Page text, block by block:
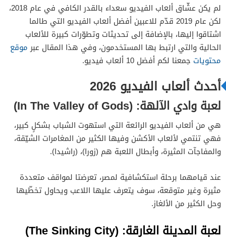
لعبة وادي الآلهة: (In The Valley of Gods)
لعبة المدينة الغارقة: (The Sinking City)
لعبة الظلال تموت مرتين: (Shadows Die Twice)
لعبة الصور المظلمة: (The Dark Pictures)
لعبة كود فين: (Code Vein)
دايز جون: (Days Gone)
جزء جديد من لعبة فار كراي: (Far Cry)
لعبة مورتال كومبات11: (Mortal Kombat 11)
مجموعة ألعاب لانجريسر 1&2: (Langrisser 1&2)
ترايالز أوف مانا: (Trials of Mana)
لم يكن عشّاق ألعاب الفيديو سعداء بالقدر الكافي في عام 2018،
لكن عام 2019 قدّم للاعبين أفضل ألعاب الفيديو التي طالما
اشتاقوا إليها، بالإضافة إلى تحديثات وتطوّرات كبيرة للألعاب
الحالية والتي ارتبط بها المستخدمون، وفي هذا المقال عبرموقع
محتويات جمعنا لكم أفضل 10 ألعاب فيديو.
أحدث ألعاب الفيديو 2026
لعبة وادي الآلهة: (In The Valley of Gods)
هي من ألعاب الفيديو الرائعة التي استهوت الشباب بشكلٍ كبير،
فهي تنتمي لألعاب الأكشن وفيها الكثير من المغامرات الشيّقة،
والمفاجآت المثيرة، وأبطال اللعبة هم (زورا)، (راشيدا).
عند قيامهما برحلة استكشافية لمصر، تعرضتا لمواقف متعددة
مثيرة وغير متوقعة، سوف يتعرف عليها اللاعب ويحاول تخطّيها
وحل الكثير من الألغاز.
لعبة المدينة الغارقة: (The Sinking City)